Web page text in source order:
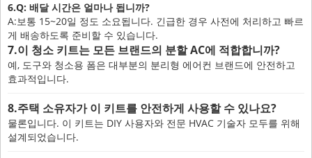
6.Q: 배달 시간은 얼마나 됩니까?
A:보통 15~20일 정도 소요됩니다. 긴급한 경우 사전에 처리하고 빠르
게 배송하도록 준비할 수 있습니다.
7.이 청소 키트는 모든 브랜드의 분할 AC에 적합합니까?
예, 도구와 청소용 폼은 대부분의 분리형 에어컨 브랜드에 안전하고
효과적입니다.
8.주택 소유자가 이 키트를 안전하게 사용할 수 있나요?
물론입니다. 이 키트는 DIY 사용자와 전문 HVAC 기술자 모두를 위해
설계되었습니다.